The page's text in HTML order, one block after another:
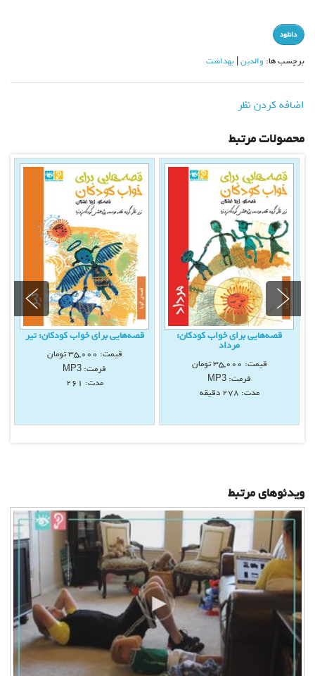
دانلود
برچسب ها: والدین بهداشت
اضافه کردن نظر
محصولات مرتبط
قصه‌هايی برای خواب كودكان: تیر
قیمت: 35,000تومان
فرمت: MP3
مدت: 261
قصه‌هايی برای خواب كودكان:
مرداد
قیمت: 35,000تومان
فرمت: MP3
مدت: 278 دقيقه
ویدئوهای مرتبط